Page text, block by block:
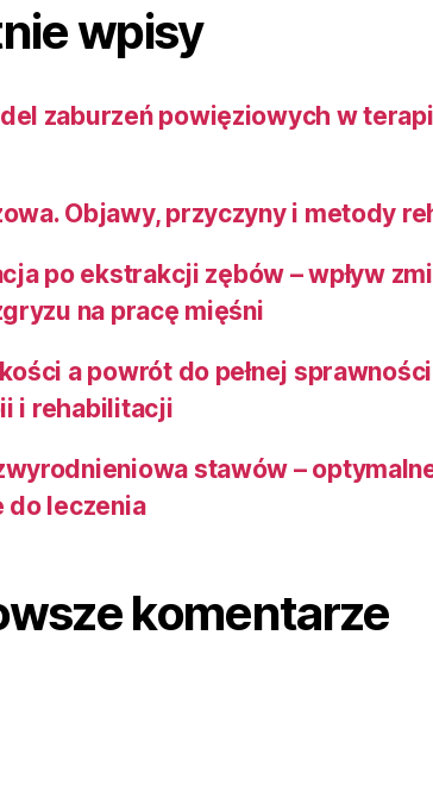
wpisy
zaburzeń powięziowych w
Objawy, przyczyny i metody
po ekstrakcji zębów – wpływ
na pracę mięśni
a powrót do pełnej
i rehabilitacji
stawów –
do leczenia
komentarze